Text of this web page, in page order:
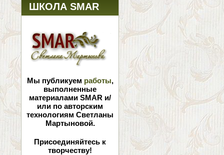
ШКОЛА SMAR
Мы публикуем работы,
выполненные
материалами SMAR и/
или по авторским
технологиям Светланы
Мартыновой.
Присоединяйтесь к
творчеству!